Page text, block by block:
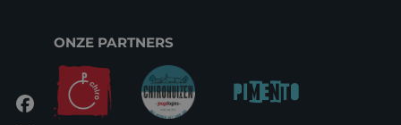
ONZE PARTNERS